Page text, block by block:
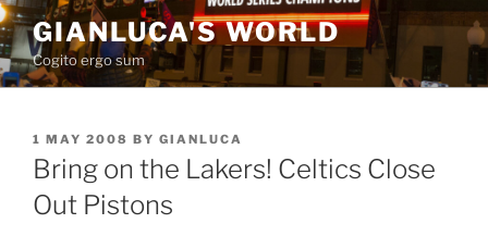
Skip
to
content
GIANLUCA'S WORLD
Cogito ergo sum
POSTED
ON
1 MAY 2008 BY GIANLUCA
Bring on the Lakers! Celtics Close
Out Pistons